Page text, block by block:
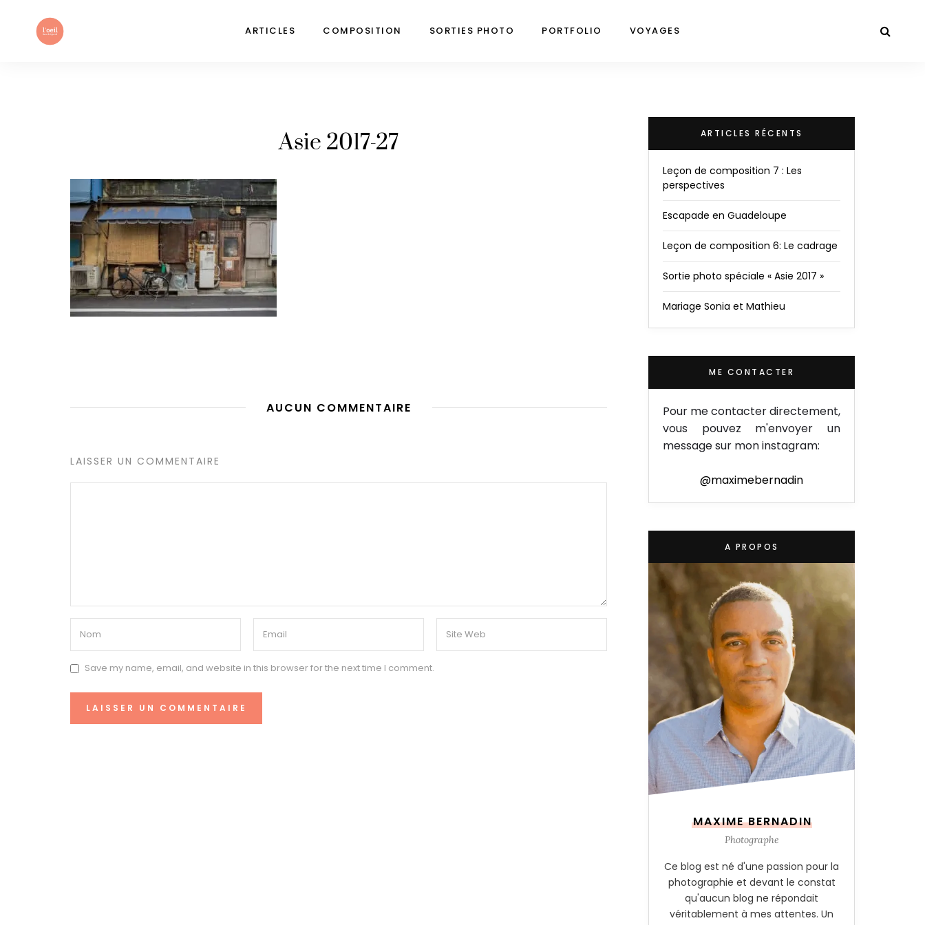
ARTICLES COMPOSITION SORTIES PHOTO PORTFOLIO VOYAGES
Asie 2017-27
AUCUN COMMENTAIRE
LAISSER UN COMMENTAIRE
Save my name, email, and website in this browser for the next time I comment.
ARTICLES RÉCENTS
Leçon de composition 7 : Les
perspectives
Escapade en Guadeloupe
Leçon de composition 6: Le cadrage
Sortie photo spéciale « Asie 2017 »
Mariage Sonia et Mathieu
ME CONTACTER
Pour me contacter directement,
vous pouvez m'envoyer un
message sur mon instagram:
@maximebernadin
A PROPOS
MAXIME BERNADIN
Photographe
Ce blog est né d'une passion pour la
photographie et devant le constat
qu'aucun blog ne répondait
véritablement à mes attentes. Un